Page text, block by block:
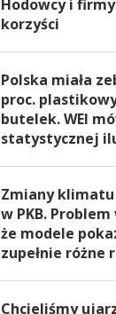
Hodowcy i
korzyści
Polska miała
proc.
butelek. WEI
statystycznej
Zmiany
w PKB.
że modele
zupełnie różne
Chcieliśmy